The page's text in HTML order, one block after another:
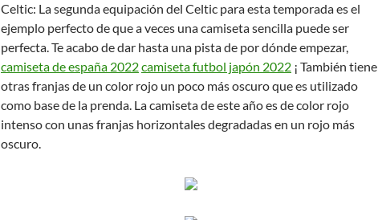
Celtic: La segunda equipación del Celtic para esta temporada es el
ejemplo perfecto de que a veces una camiseta sencilla puede ser
perfecta. Te acabo de dar hasta una pista de por dónde empezar,
camiseta de españa 2022camiseta futbol japón 2022 ¡ También tiene
otras franjas de un color rojo un poco más oscuro que es utilizado
como base de la prenda. La camiseta de este año es de color rojo
intenso con unas franjas horizontales degradadas en un rojo más
oscuro.